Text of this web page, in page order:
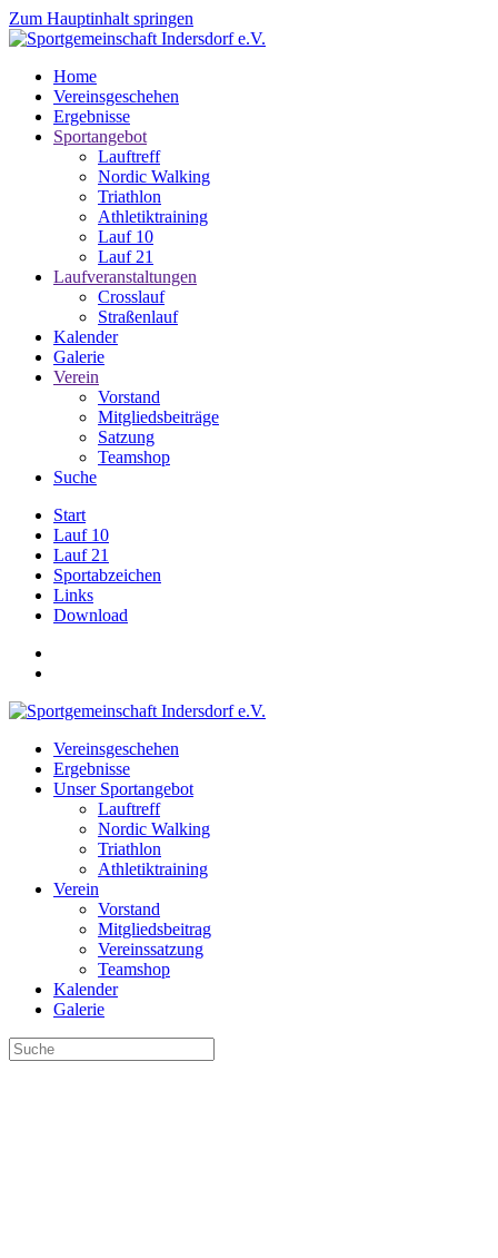
Zum Hauptinhalt springen
Home
Vereinsgeschehen
Ergebnisse
Sportangebot
Lauftreff
Nordic Walking
Triathlon
Athletiktraining
Lauf 10
Lauf 21
Laufveranstaltungen
Crosslauf
Straßenlauf
Kalender
Galerie
Verein
Vorstand
Mitgliedsbeiträge
Satzung
Teamshop
Suche
Start
Lauf 10
Lauf 21
Sportabzeichen
Links
Download
Vereinsgeschehen
Ergebnisse
Unser Sportangebot
Lauftreff
Nordic Walking
Triathlon
Athletiktraining
Verein
Vorstand
Mitgliedsbeitrag
Vereinssatzung
Teamshop
Kalender
Galerie